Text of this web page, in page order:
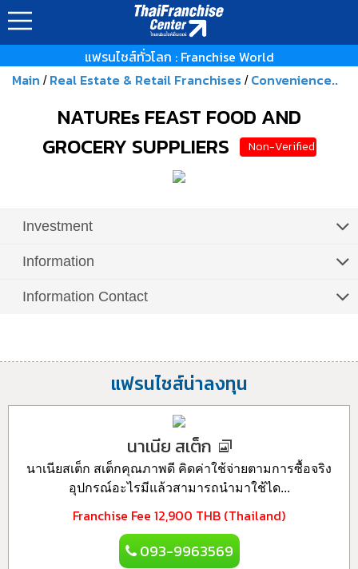
แฟรนไชส์ทั่วโลก : Franchise World
Main / Real Estate & Retail Franchises / Convenience..
NATUREs FEAST FOOD AND
GROCERY SUPPLIERS
Non-Verified
Investment
Information
Information Contact
แฟรนไชส์น่าลงทุน
นาเนีย สเต็ก
นาเนียสเต็ก สเต็กคุณภาพดี คิดค่าใช้จ่ายตามการซื้อจริง
อุปกรณ์อะไรมีแล้วสามารถนำมาใช้ได...
Franchise Fee 12,900 THB (Thailand)
093-9963569